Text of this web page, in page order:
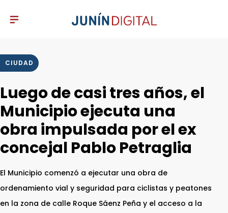
CIUDAD
Luego de casi tres años, el
Municipio ejecuta una
obra impulsada por el ex
concejal Pablo Petraglia
El Municipio comenzó a ejecutar una obra de
ordenamiento vial y seguridad para ciclistas y peatones
en la zona de calle Roque Sáenz Peña y el acceso a la